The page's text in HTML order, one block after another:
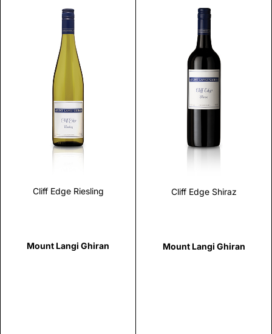
Cliff Edge Riesling
Mount Langi Ghiran
Scopri
Cliff Edge Shiraz
Mount Langi Ghiran
Scopri